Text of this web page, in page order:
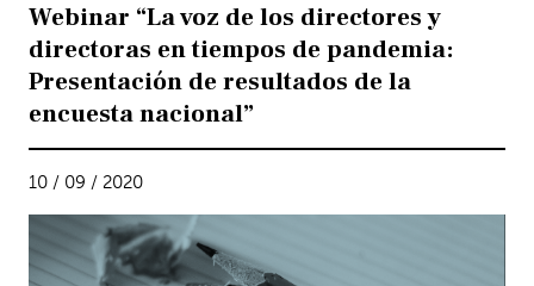
Webinar “La voz de los directores y
directoras en tiempos de pandemia:
Presentación de resultados de la
encuesta nacional”
10 / 09 / 2020